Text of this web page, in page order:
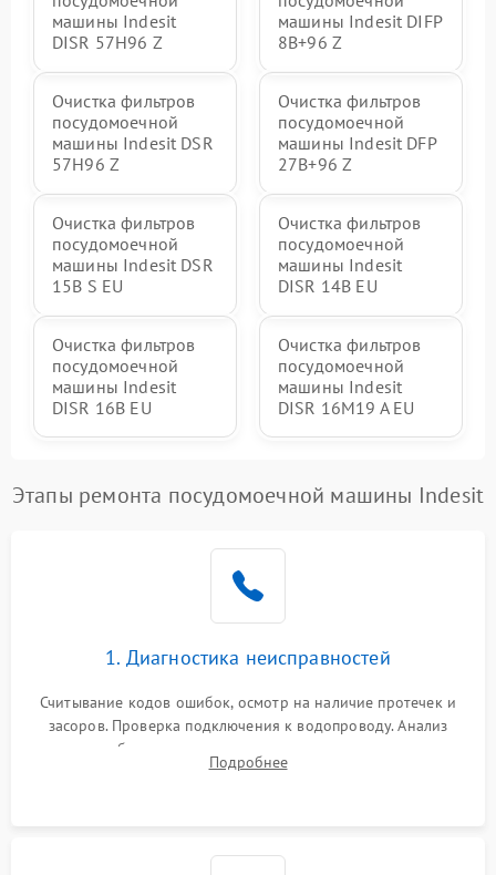
машины Indesit
DISR 57H96 Z
машины Indesit DIFP
8B+96 Z
Очистка фильтров
посудомоечной
машины Indesit DSR
57H96 Z
Очистка фильтров
посудомоечной
машины Indesit DFP
27B+96 Z
Очистка фильтров
посудомоечной
машины Indesit DSR
15B S EU
Очистка фильтров
посудомоечной
машины Indesit
DISR 14B EU
Очистка фильтров
посудомоечной
машины Indesit
DISR 16B EU
Очистка фильтров
посудомоечной
машины Indesit
DISR 16M19 A EU
Этапы ремонта посудомоечной машины Indesit
1. Диагностика неисправностей
Считывание кодов ошибок, осмотр на наличие протечек и
засоров. Проверка подключения к водопроводу. Анализ
жалоб на отсутствие слива, нагрева, вращения
разбрызгивателей или срабатывание системы защиты
Подробнее